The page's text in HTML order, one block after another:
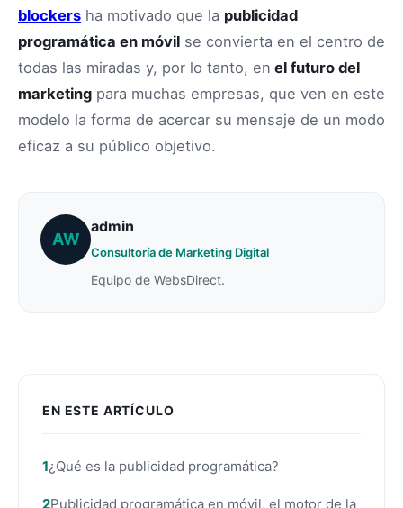
EN ESTE ARTÍCULO
¿Qué es la publicidad programática?
Publicidad programática en móvil, el motor de la
blockers ha motivado que la publicidad
programática en móvil se convierta en el centro de
todas las miradas y, por lo tanto, en el futuro del
marketing para muchas empresas, que ven en este
modelo la forma de acercar su mensaje de un modo
eficaz a su público objetivo.
AW
admin
Consultoría de Marketing Digital
Equipo de WebsDirect.